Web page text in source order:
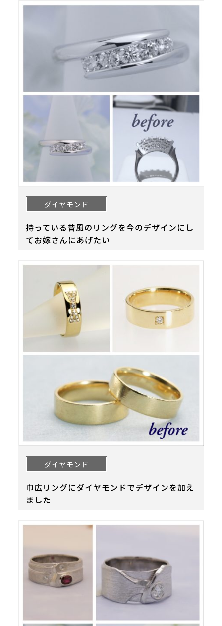
ダイヤモンド
持っている昔風のリングを今のデザインにし
てお嫁さんにあげたい
ダイヤモンド
巾広リングにダイヤモンドでデザインを加え
ました